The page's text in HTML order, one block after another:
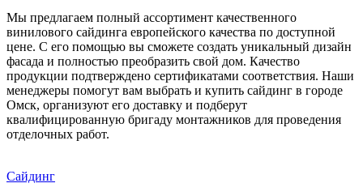
Мы предлагаем полный ассортимент качественного
винилового сайдинга европейского качества по доступной
цене. С его помощью вы сможете создать уникальный дизайн
фасада и полностью преобразить свой дом. Качество
продукции подтверждено сертификатами соответствия. Наши
менеджеры помогут вам выбрать и купить сайдинг в городе
Омск, организуют его доставку и подберут
квалифицированную бригаду монтажников для проведения
отделочных работ.
Сайдинг